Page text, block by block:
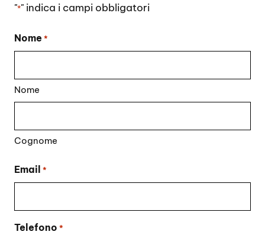
"*" indica i campi obbligatori
Nome *
Nome
Cognome
Email *
Telefono *